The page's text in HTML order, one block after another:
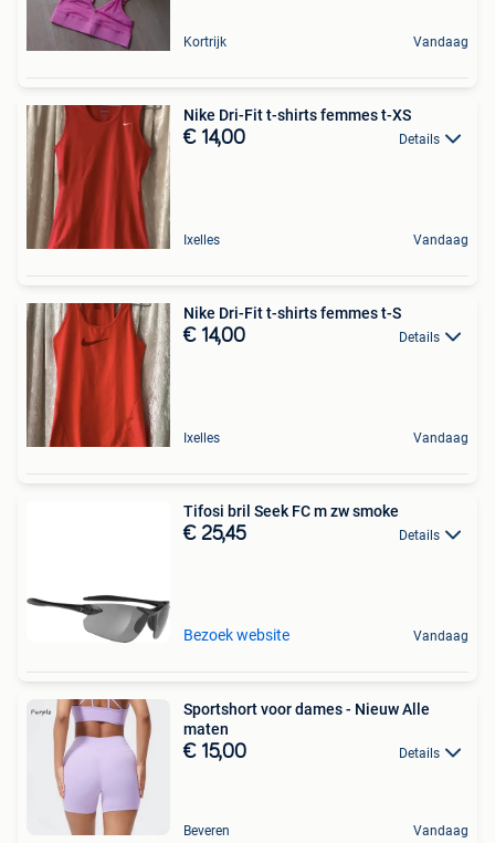
Kortrijk Vandaag
Nike Dri-Fit t-shirts femmes t-XS
€ 14,00 Details
Ixelles Vandaag
Nike Dri-Fit t-shirts femmes t-S
€ 14,00 Details
Ixelles Vandaag
Tifosi bril Seek FC m zw smoke
€ 25,45 Details
Bezoek website Vandaag
Sportshort voor dames - Nieuw Alle
maten
€ 15,00 Details
Beveren Vandaag